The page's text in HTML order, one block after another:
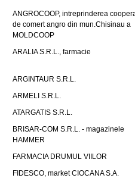
ANGROCOOP, intreprinderea
de comert angro din mun.Chisinau a
MOLDCOOP
ARALIA S.R.L., farmacie
ARGINTAUR S.R.L.
ARMELI S.R.L.
ATARGATIS S.R.L.
BRISAR-COM S.R.L. - magazinele
HAMMER
FARMACIA DRUMUL VIILOR
FIDESCO, market CIOCANA S.A.